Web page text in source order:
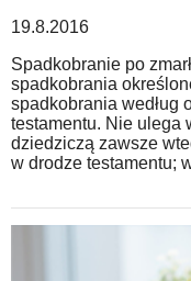
19.8.2016
Spadkobranie po
spadkobrania
spadkobrania według
testamentu. Nie ulega
dziedziczą zawsze
w drodze testamentu;